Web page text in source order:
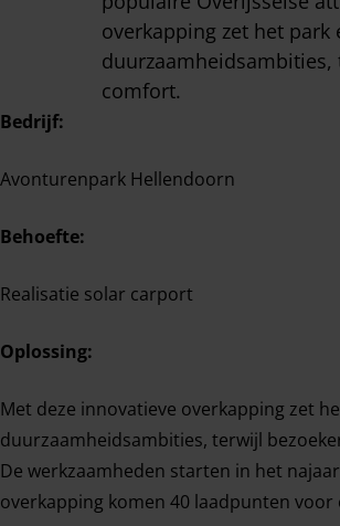
overkapping zet het
comfort.
Bedrijf:
Avonturenpark Hellendoorn
Behoefte:
Realisatie solar carport
Oplossing:
Met deze innovatieve overkapping zet
duurzaamheidsambities, terwijl
De werkzaamheden starten in het
overkapping komen 40 laadpunten